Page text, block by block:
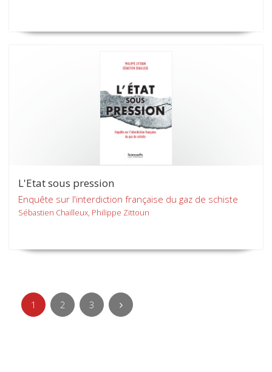
L'Etat sous pression
Enquête sur l'interdiction française du gaz de schiste
Sébastien Chailleux, Philippe Zittoun
1 2 3